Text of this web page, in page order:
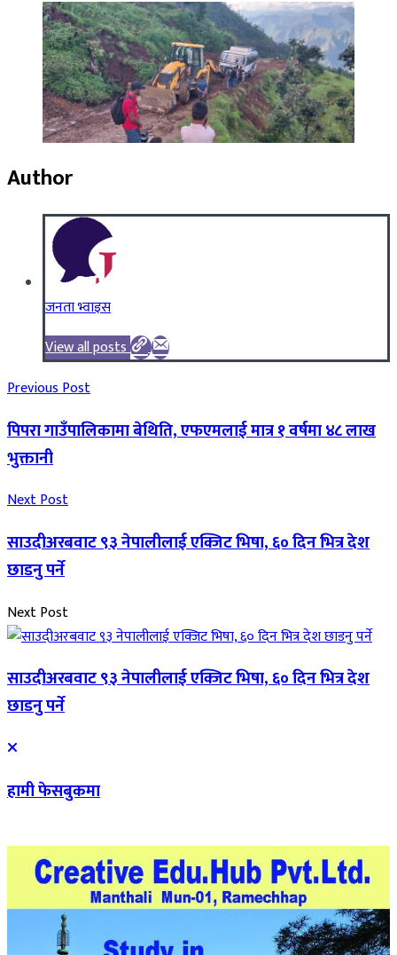
Author
जनता भ्वाइस
View all posts
Previous Post
पिपरा गाउँपालिकामा बेथिति, एफएमलाई मात्र १ वर्षमा ४८ लाख
भुक्तानी
Next Post
साउदीअरबवाट ९३ नेपालीलाई एक्जिट भिषा, ६० दिन भित्र देश
छाडनु पर्ने
Next Post
साउदीअरबवाट ९३ नेपालीलाई एक्जिट भिषा, ६० दिन भित्र देश
छाडनु पर्ने
हामी फेसबुकमा